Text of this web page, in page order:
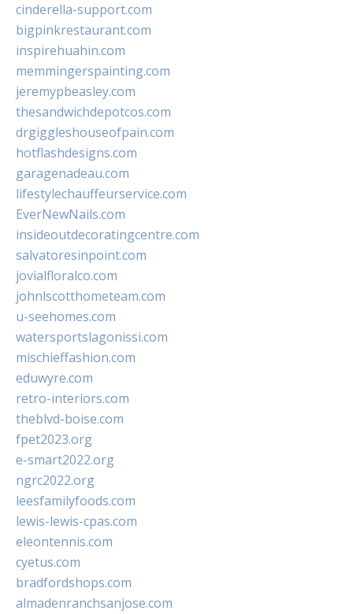
cinderella-support.com
bigpinkrestaurant.com
inspirehuahin.com
memmingerspainting.com
jeremypbeasley.com
thesandwichdepotcos.com
drgiggleshouseofpain.com
hotflashdesigns.com
garagenadeau.com
lifestylechauffeurservice.com
EverNewNails.com
insideoutdecoratingcentre.com
salvatoresinpoint.com
jovialfloralco.com
johnlscotthometeam.com
u-seehomes.com
watersportslagonissi.com
mischieffashion.com
eduwyre.com
retro-interiors.com
theblvd-boise.com
fpet2023.org
e-smart2022.org
ngrc2022.org
leesfamilyfoods.com
lewis-lewis-cpas.com
eleontennis.com
cyetus.com
bradfordshops.com
almadenranchsanjose.com